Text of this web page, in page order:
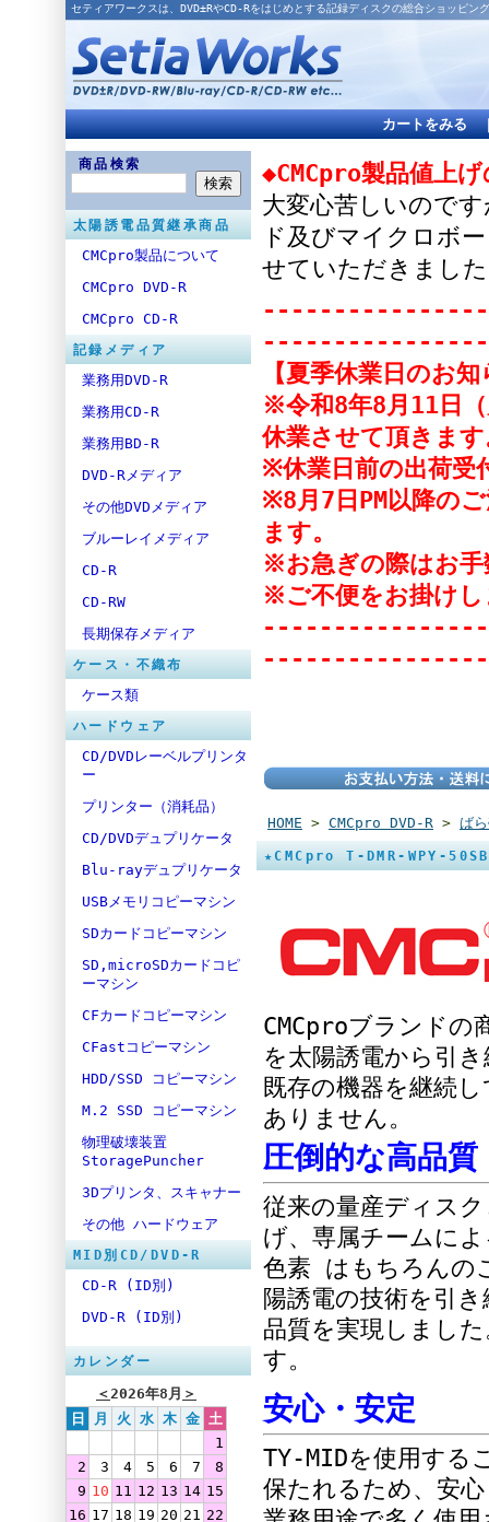
セティアワークスは、DVD±RやCD-Rをはじめとする記録ディスクの総合ショッピン
カートをみる
商品検索
太陽誘電品質継承商品
CMCpro製品について
CMCpro DVD-R
CMCpro CD-R
記録メディア
業務用DVD-R
業務用CD-R
業務用BD-R
DVD-Rメディア
その他DVDメディア
ブルーレイメディア
CD-R
CD-RW
長期保存メディア
ケース・不織布
ケース類
ハードウェア
CD/DVDレーベルプリンタ
ー
プリンター（消耗品）
CD/DVDデュプリケータ
Blu-rayデュプリケータ
USBメモリコピーマシン
SDカードコピーマシン
SD,microSDカードコピ
ーマシン
CFカードコピーマシン
CFastコピーマシン
HDD/SSD コピーマシン
M.2 SSD コピーマシン
物理破壊装置
StoragePuncher
3Dプリンタ、スキャナー
その他 ハードウェア
MID別CD/DVD-R
CD-R (ID別)
DVD-R (ID別)
カレンダー
＜2026年8月 ＞
日
月 火 水 木 金 土
1
2
3 4 5 6 7
8
9 10 11 12 13 14 15
16 17 18 19 20 21 22
◆CMCpro製品値上
大変心苦しいので
ド及びマイクロボ
せていただきまし
【夏季休業日のお
※令和8年8月11日
休業させて頂きま
※休業日前の出荷受
※8月7日PM以降の
ます。
※お急ぎの際はお
※ご不便をお掛けし
HOME > CMCpro DVD-R > ば
★CMCpro T-DMR-WPY-
CMCproブランドの
を太陽誘電から引
既存の機器を継続
ありません。
圧倒的な高品質
従来の量産ディス
げ、専属チームに
色素 はもちろんの
陽誘電の技術を引
品質を実現しまし
す。
安心・安定
TY-MIDを使用する
保たれるため、安